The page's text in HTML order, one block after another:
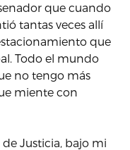
que cuando
tantas veces allí
que
Todo el mundo
no tengo más
miente con
Justicia, bajo mi